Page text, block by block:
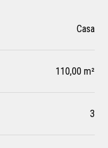
Casa
110,00 m²
3